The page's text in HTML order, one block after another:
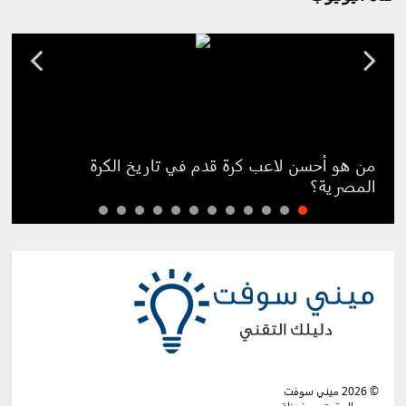
من هو أحسن لاعب كرة قدم في تاريخ الكرة
المصرية؟
©
2026 ميني سوفت